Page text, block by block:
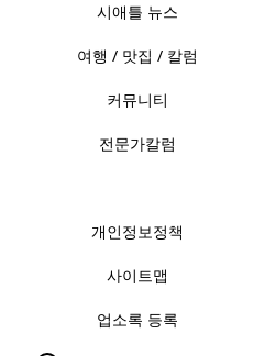
시애틀 뉴스
여행 / 맛집 / 칼럼
커뮤니티
전문가칼럼
개인정보정책
사이트맵
업소록 등록